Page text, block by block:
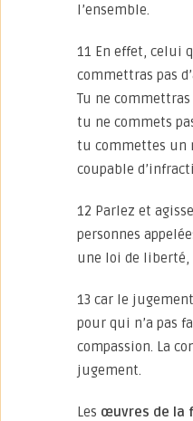
l’ensemble.
11 En effet, celui
commettras pas
Tu ne
tu ne commets
tu commettes un
coupable
12 Parlez et
personnes
une loi de liberté,
13 car le
pour qui n’a pas
compassion. La
jugement.
Les œuvres de la